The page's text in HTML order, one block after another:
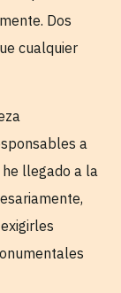
Dos
cualquier
a
llegado a la